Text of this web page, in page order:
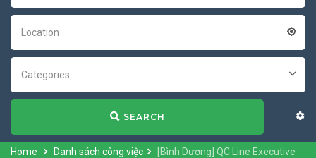
Location
Categories
SEARCH
Home Danh sách công việc [Bình Dương] QC Line Executive